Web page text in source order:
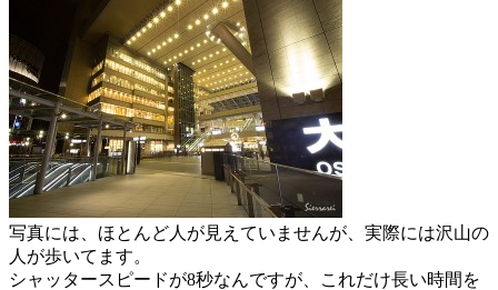
写真には、ほとんど人が見えていませんが、実際には沢山の
人が歩いてます。
シャッタースピードが8秒なんですが、これだけ長い時間を